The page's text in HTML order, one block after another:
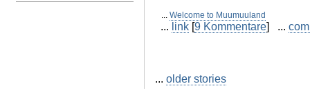
... Welcome to Muumuuland
... link [9 Kommentare] ...
... older stories